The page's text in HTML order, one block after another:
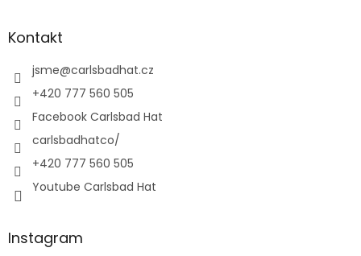
Kontakt
jsme@carlsbadhat.cz
+420 777 560 505
Facebook Carlsbad Hat
carlsbadhatco/
+420 777 560 505
Youtube Carlsbad Hat
Instagram